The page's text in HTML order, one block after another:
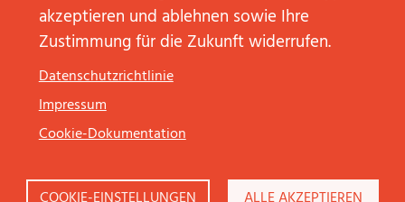
Cannes Festival abonnieren
akzeptieren und ablehnen sowie Ihre
Zustimmung für die Zukunft widerrufen.
Datenschutzrichtlinie
Impressum
Cookie-Dokumentation
KONTAKT
NEW BUSINESS